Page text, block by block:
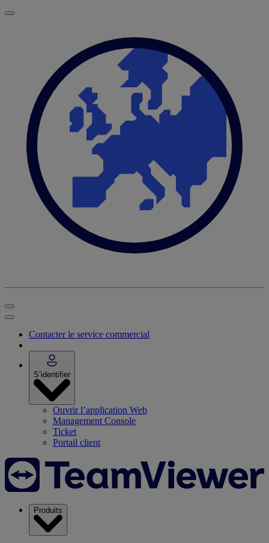
Contacter le service commercial
S’identifier
Ouvrir l’application Web
Management Console
Ticket
Portail client
Produits